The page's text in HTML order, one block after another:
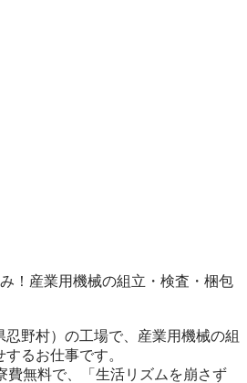
！産業用機械の組立・検査・梱包
野村）の工場で、産業用機械の組
るお仕事です。
費無料で、「生活リズムを崩さず